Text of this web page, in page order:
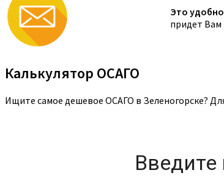
Это
придет Вам
Калькулятор ОСАГО
Ищите самое дешевое ОСАГО в Зеленогорске?